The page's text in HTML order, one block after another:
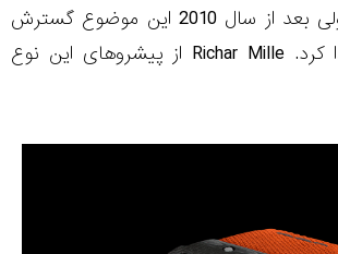
شروع شد. ولی بعد از سال 2010 این موضوع گسترش
بیشتری پیدا کرد. Richar Mille از پیشروهای این نوع